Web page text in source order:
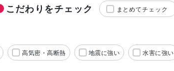
こだわりをチェック まとめてチェック
高気密・高断熱 地震に強い 水害に強い